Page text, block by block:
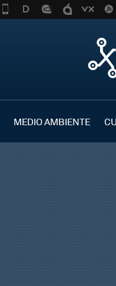
MEDIO AMBIENTE